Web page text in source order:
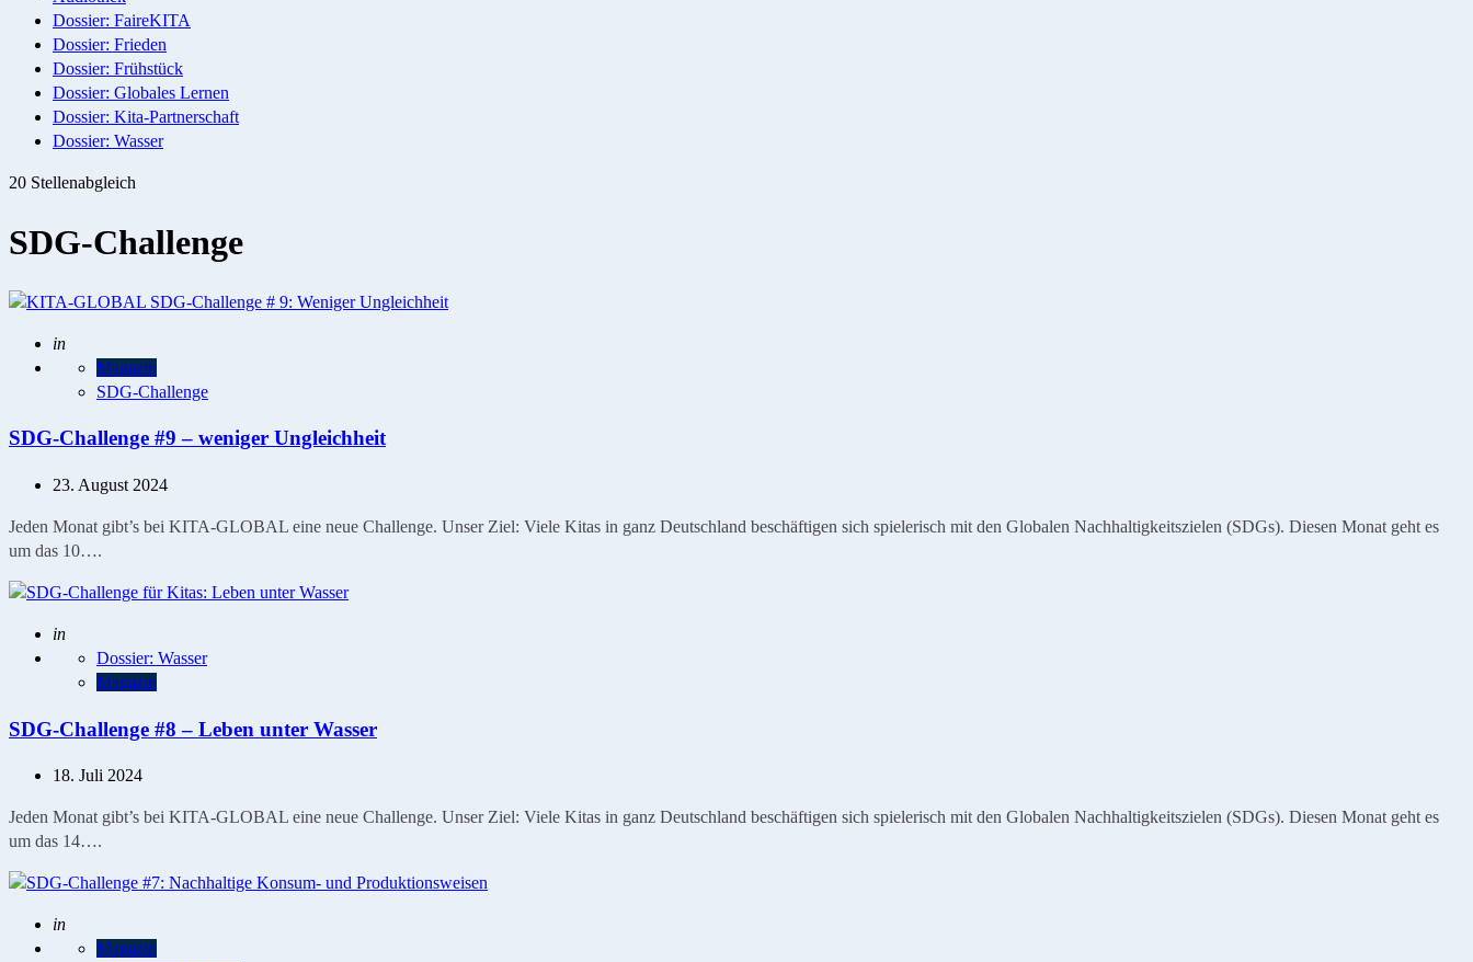
Dossier: FaireKITA
Dossier: Frieden
Dossier: Frühstück
Dossier: Globales Lernen
Dossier: Kita-Partnerschaft
Dossier: Wasser
20 Stellenabgleich
SDG-Challenge
Geschrieben
in
Magazin
SDG-Challenge
SDG-Challenge #9 – weniger Ungleichheit
23. August 2024
Jeden Monat gibt’s bei KITA-GLOBAL eine neue Challenge. Unser Ziel: Viele Kitas in ganz Deutschland beschäftigen sich spielerisch mit den Globalen Nachhaltigkeitszielen (SDGs). Diesen Monat geht es
um das 10….
Geschrieben
in
Dossier: Wasser
Magazin
SDG-Challenge #8 – Leben unter Wasser
18. Juli 2024
Jeden Monat gibt’s bei KITA-GLOBAL eine neue Challenge. Unser Ziel: Viele Kitas in ganz Deutschland beschäftigen sich spielerisch mit den Globalen Nachhaltigkeitszielen (SDGs). Diesen Monat geht es
um das 14….
Geschrieben
in
Magazin